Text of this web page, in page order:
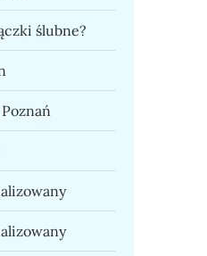
ślubne?